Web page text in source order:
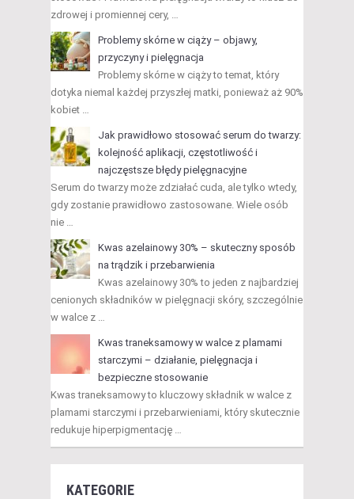
zdrowej i promiennej cery, …
Problemy skórne w ciąży – objawy,
przyczyny i pielęgnacja
Problemy skórne w ciąży to temat, który
dotyka niemal każdej przyszłej matki, ponieważ aż 90%
kobiet …
Jak prawidłowo stosować serum do twarzy:
kolejność aplikacji, częstotliwość i
najczęstsze błędy pielęgnacyjne
Serum do twarzy może zdziałać cuda, ale tylko wtedy,
gdy zostanie prawidłowo zastosowane. Wiele osób
nie …
Kwas azelainowy 30% – skuteczny sposób
na trądzik i przebarwienia
Kwas azelainowy 30% to jeden z najbardziej
cenionych składników w pielęgnacji skóry, szczególnie
w walce z …
Kwas traneksamowy w walce z plamami
starczymi – działanie, pielęgnacja i
bezpieczne stosowanie
Kwas traneksamowy to kluczowy składnik w walce z
plamami starczymi i przebarwieniami, który skutecznie
redukuje hiperpigmentację …
KATEGORIE